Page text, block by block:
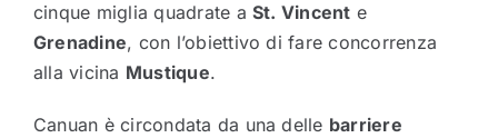
cinque miglia quadrate aSt. Vincent e
Grenadine, con l’obiettivo di fare concorrenza
alla vicina Mustique.
Canuan è circondata da una delle barriere